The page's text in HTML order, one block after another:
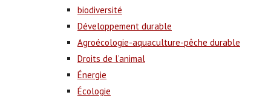
biodiversité
Développement durable
Agroécologie-aquaculture-pêche durable
Droits de l’animal
Énergie
Écologie